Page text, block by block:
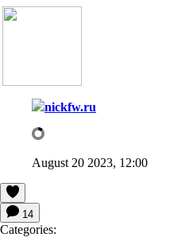
nickfw.ru
August 20 2023, 12:00
14
Categories: